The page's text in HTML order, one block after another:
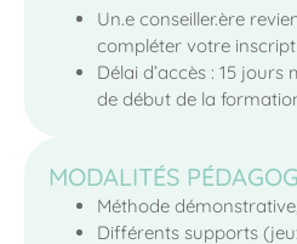
Un.e conseiller.ère
compléter votre
Délai d’accès : 15
de début de la
MODALITÉS
Méthode
Différents supports